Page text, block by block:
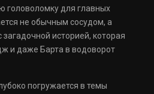
головоломку для главных
не обычным сосудом, а
историей, которая
и даже Барта в водоворот
погружается в темы